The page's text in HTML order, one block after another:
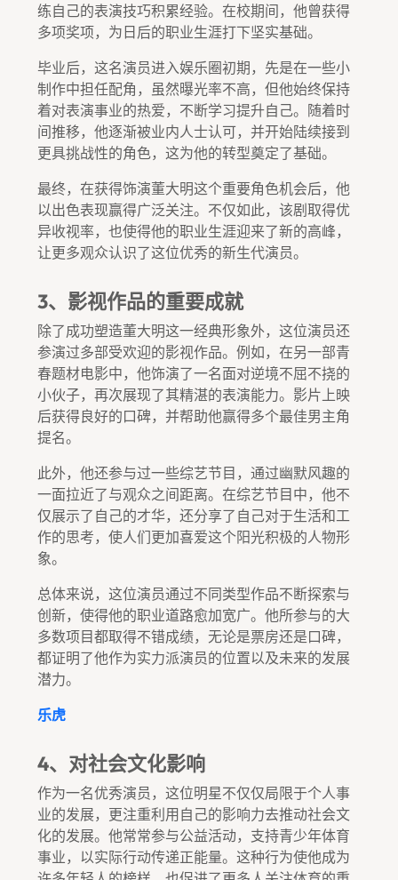
练自己的表演技巧积累经验。在校期间，他曾获得
多项奖项，为日后的职业生涯打下坚实基础。
毕业后，这名演员进入娱乐圈初期，先是在一些小
制作中担任配角，虽然曝光率不高，但他始终保持
着对表演事业的热爱，不断学习提升自己。随着时
间推移，他逐渐被业内人士认可，并开始陆续接到
更具挑战性的角色，这为他的转型奠定了基础。
最终，在获得饰演董大明这个重要角色机会后，他
以出色表现赢得广泛关注。不仅如此，该剧取得优
异收视率，也使得他的职业生涯迎来了新的高峰，
让更多观众认识了这位优秀的新生代演员。
3、影视作品的重要成就
除了成功塑造董大明这一经典形象外，这位演员还
参演过多部受欢迎的影视作品。例如，在另一部青
春题材电影中，他饰演了一名面对逆境不屈不挠的
小伙子，再次展现了其精湛的表演能力。影片上映
后获得良好的口碑，并帮助他赢得多个最佳男主角
提名。
此外，他还参与过一些综艺节目，通过幽默风趣的
一面拉近了与观众之间距离。在综艺节目中，他不
仅展示了自己的才华，还分享了自己对于生活和工
作的思考，使人们更加喜爱这个阳光积极的人物形
象。
总体来说，这位演员通过不同类型作品不断探索与
创新，使得他的职业道路愈加宽广。他所参与的大
多数项目都取得不错成绩，无论是票房还是口碑，
都证明了他作为实力派演员的位置以及未来的发展
潜力。
乐虎
4、对社会文化影响
作为一名优秀演员，这位明星不仅仅局限于个人事
业的发展，更注重利用自己的影响力去推动社会文
化的发展。他常常参与公益活动，支持青少年体育
事业，以实际行动传递正能量。这种行为使他成为